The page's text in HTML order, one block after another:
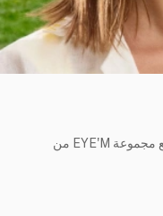
استكشفوا التصاميم التي تعبر عن التفرد مع مجموعة EYE'M من